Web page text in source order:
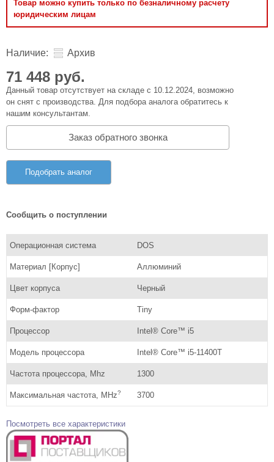
Товар можно купить только по безналичному расчету
юридическим лицам
Наличие: Архив
71 448 руб.
Данный товар отсутствует на складе с 10.12.2024, возможно
он снят с производства. Для подбора аналога обратитесь к
нашим консультантам.
Заказ обратного звонка
Подобрать аналог
Сообщить о поступлении
Операционная система DOS
Материал [Корпус] Аллюминий
Цвет корпуса Черный
Форм-фактор Tiny
Процессор Intel® Core™ i5
Модель процессора Intel® Core™ i5-11400T
Частота процессора, Mhz 1300
Максимальная частота, MHz? 3700
Посмотреть все характеристики